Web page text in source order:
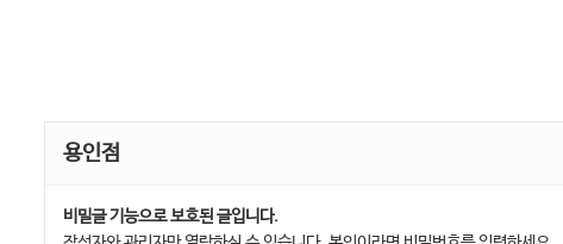
용인점
비밀글 기능으로 보호된 글입니다.